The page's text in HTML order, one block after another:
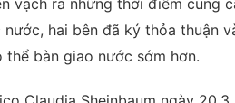
vạch ra những thời điểm cung
hai bên đã ký thỏa thuận
bàn giao nước sớm hơn.